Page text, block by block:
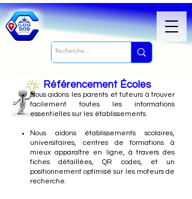
Référencement Écoles
Nousaidons les parents et tuteurs à trouver
facilement toutes les informations
essentielles sur les établissements.
Nous aidons établissements scolaires,
universitaires, centres de formations à
mieux apparaître en ligne, à travers des
fiches détaillées, QR codes, et un
positionnement optimisé sur les moteurs de
recherche.